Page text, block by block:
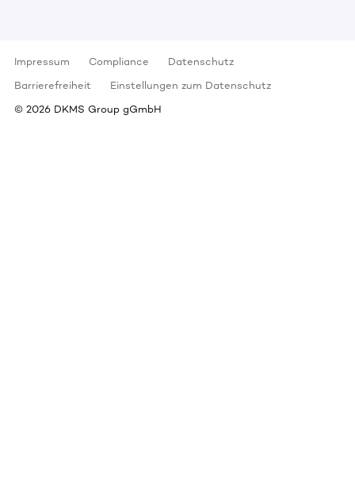
Impressum Compliance
Datenschutz
Barrierefreiheit
Einstellungen zum Datenschutz
© 2026 DKMS Group gGmbH